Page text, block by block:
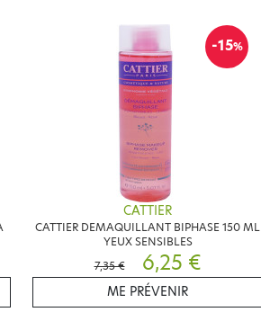
-15%
CATTIER
CATTIER DEMAQUILLANT BIPHASE 150 ML
YEUX SENSIBLES
7,35 €
6,25 €
ME PRÉVENIR